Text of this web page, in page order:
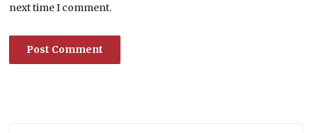
next time I comment.